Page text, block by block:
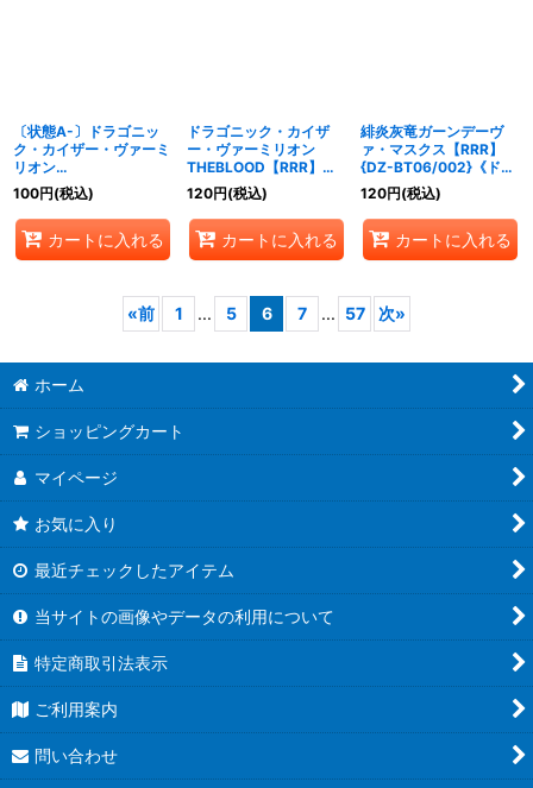
〔状態A-〕ドラゴニッ
ク・カイザー・ヴァーミ
リオン
THEBLOOD【RRR】
{DZ-BT06/001}《ドラ
ゴンエンパイア》
100円(税込)
カートに入れる
ドラゴニック・カイザ
ー・ヴァーミリオン
THEBLOOD【RRR】
{DZ-BT06/001}《ドラ
ゴンエンパイア》
120円(税込)
カートに入れる
緋炎灰竜ガーンデーヴ
ァ・マスクス【RRR】
{DZ-BT06/002}《ドラ
ゴンエンパイア》
120円(税込)
カートに入れる
«前 1 ... 5 6 7 ... 57 次»
ホーム
ショッピングカート
マイページ
お気に入り
最近チェックしたアイテム
当サイトの画像やデータの利用について
特定商取引法表示
ご利用案内
問い合わせ